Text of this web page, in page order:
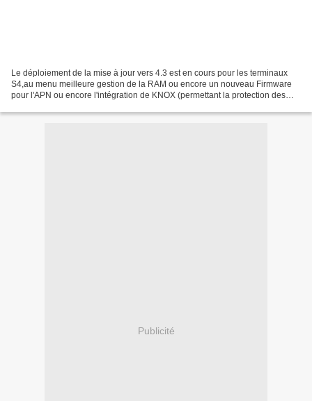
Le déploiement de la mise à jour vers 4.3 est en cours pour les terminaux
S4,au menu meilleure gestion de la RAM ou encore un nouveau Firmware
pour l'APN ou encore l'intégration de KNOX (permettant la protection des
Publicité